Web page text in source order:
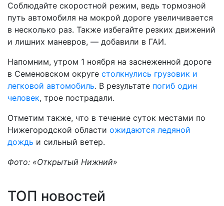
Соблюдайте скоростной режим, ведь тормозной
путь автомобиля на мокрой дороге увеличивается
в несколько раз. Также избегайте резких движений
и лишних маневров, — добавили в ГАИ.
Напомним, утром 1 ноября на заснеженной дороге
в Семеновском округе столкнулись грузовик и
легковой автомобиль. В результате погиб один
человек, трое пострадали.
Отметим также, что в течение суток местами по
Нижегородской области ожидаются ледяной
дождь и сильный ветер.
Фото: «Открытый Нижний»
ТОП новостей